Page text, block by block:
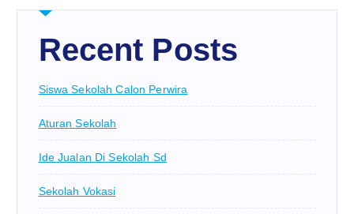
Recent Posts
Siswa Sekolah Calon Perwira
Aturan Sekolah
Ide Jualan Di Sekolah Sd
Sekolah Vokasi